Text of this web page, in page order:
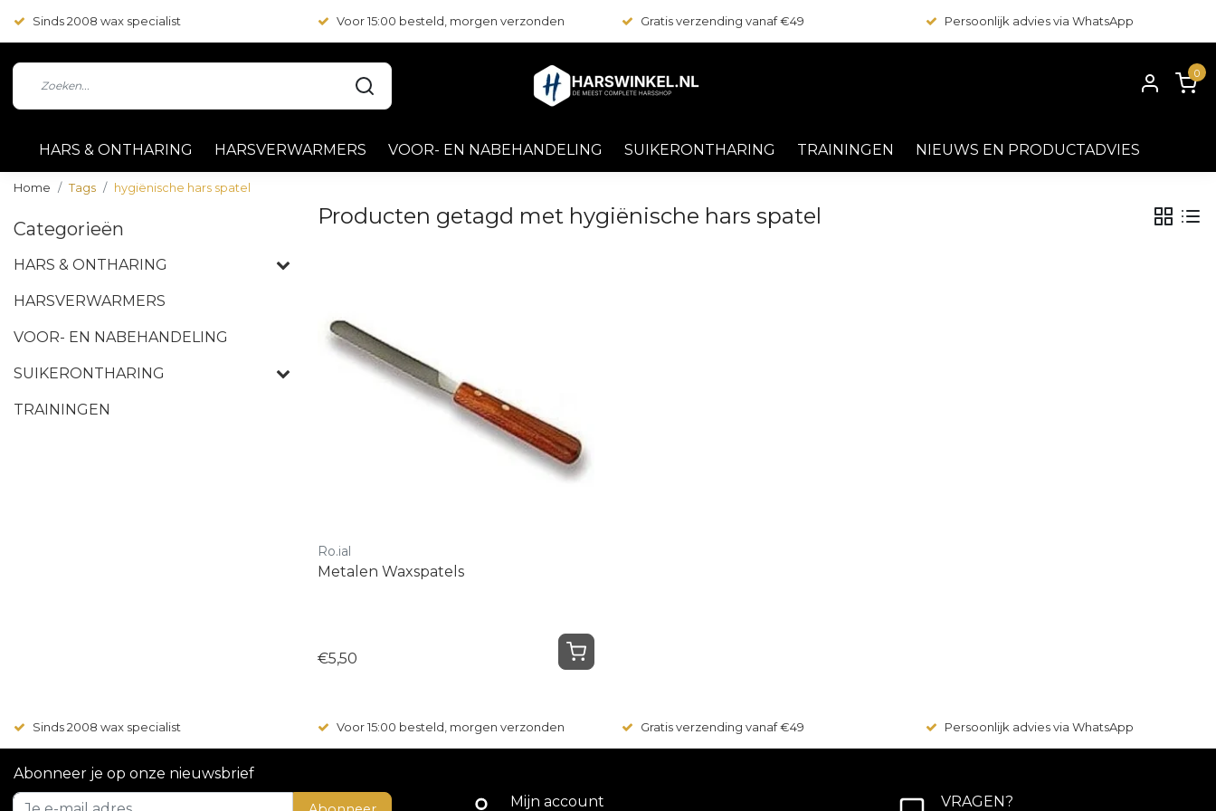
Sinds 2008 wax specialist Voor 15:00 besteld, morgen verzonden Gratis verzending vanaf €49 Persoonlijk advies via WhatsApp
0
HARS & ONTHARING HARSVERWARMERS VOOR- EN NABEHANDELING SUIKERONTHARING TRAININGEN NIEUWS EN PRODUCTADVIES
Home Tags hygiënische hars spatel
Categorieën
HARS & ONTHARING
HARSVERWARMERS
VOOR- EN NABEHANDELING
SUIKERONTHARING
TRAININGEN
Producten getagd met hygiënische hars spatel
Ro.ial
Metalen Waxspatels
€5,50
Sinds 2008 wax specialist Voor 15:00 besteld, morgen verzonden Gratis verzending vanaf €49 Persoonlijk advies via WhatsApp
Abonneer je op onze nieuwsbrief
Mijn account VRAGEN?